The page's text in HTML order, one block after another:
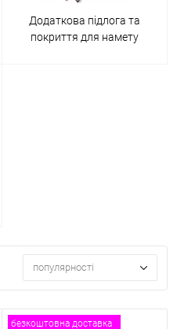
Додаткова підлога та
покриття для намету
популярності
безкоштовна доставка